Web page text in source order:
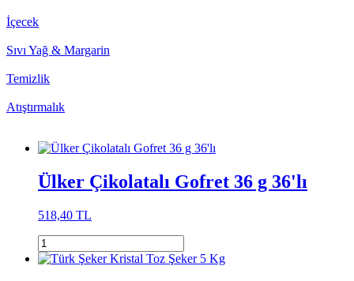
İçecek
Sıvı Yağ & Margarin
Temizlik
Atıştırmalık
Ülker Çikolatalı Gofret 36 g 36'lı
518,40 TL